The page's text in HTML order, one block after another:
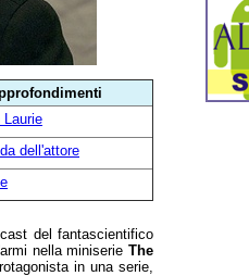
Laurie
dell'attore
del fantascientifico
nella miniserieThe
in una serie,